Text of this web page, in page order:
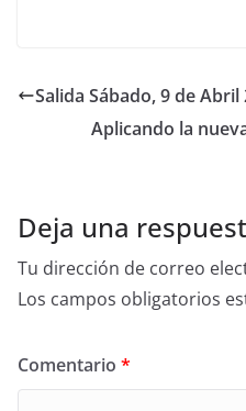
Salida Sábado, 9 de Abril
Aplicando la
Deja una
Tu dirección de correo
Los campos obligatorios
Comentario *